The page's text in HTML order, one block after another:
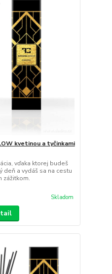
kvetinou a tyčinkami
vďaka ktorej budeš
deň a vydáš sa na cestu
zážitkom.
Skladom